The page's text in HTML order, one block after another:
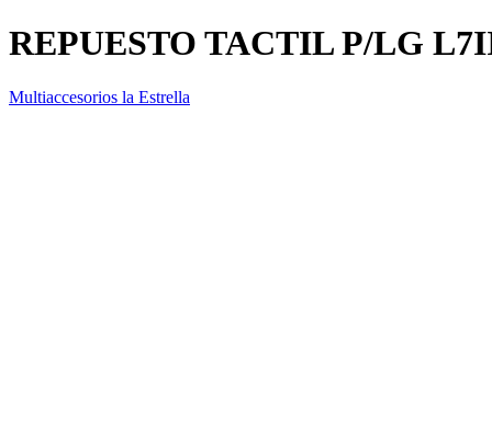
REPUESTO TACTIL P/LG
Multiaccesorios la Estrella